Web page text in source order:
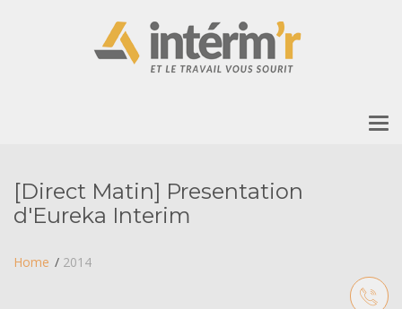
[Direct Matin] Presentation
d'Eureka Interim
Home 2014